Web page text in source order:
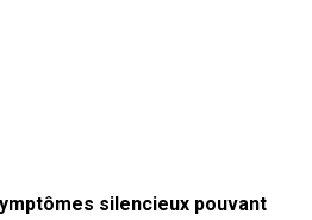
silencieux pouvant